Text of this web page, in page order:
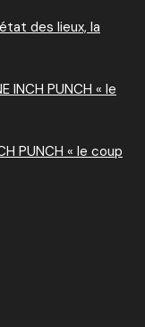
des lieux, la
INCH PUNCH « le
PUNCH « le coup